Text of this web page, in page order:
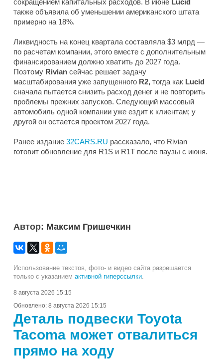
также объявила об уменьшении американского штата
примерно на 18%.
Ликвидность на конец квартала составляла $3 млрд —
по расчетам компании, этого вместе с дополнительным
финансированием должно хватить до 2027 года.
Поэтому Rivian сейчас решает задачу
масштабирования уже запущенного R2, тогда как Lucid
сначала пытается снизить расход денег и не повторить
проблемы прежних запусков. Следующий массовый
автомобиль одной компании уже ездит к клиентам; у
другой он остается проектом 2027 года.
Ранее издание 32CARS.RU рассказало, что Rivian
готовит обновление для R1S и R1T после паузы с июня.
Автор: Максим Гришечкин
Использование текстов, фото- и видео сайта разрешается
только с указанием активной гиперссылки
8 августа 2026 15:15
Обновлено: 8 августа 2026 15:15
Деталь подвески Toyota
Tacoma может отвалиться
прямо на ходу